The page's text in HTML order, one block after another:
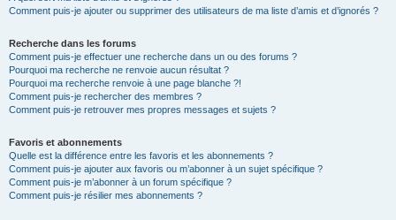
Comment puis-je ajouter ou supprimer des utilisateurs de ma liste d’amis et d’ignorés ?
Recherche dans les forums
Comment puis-je effectuer une recherche dans un ou des forums ?
Pourquoi ma recherche ne renvoie aucun résultat ?
Pourquoi ma recherche renvoie à une page blanche ?!
Comment puis-je rechercher des membres ?
Comment puis-je retrouver mes propres messages et sujets ?
Favoris et abonnements
Quelle est la différence entre les favoris et les abonnements ?
Comment puis-je ajouter aux favoris ou m’abonner à un sujet spécifique ?
Comment puis-je m’abonner à un forum spécifique ?
Comment puis-je résilier mes abonnements ?